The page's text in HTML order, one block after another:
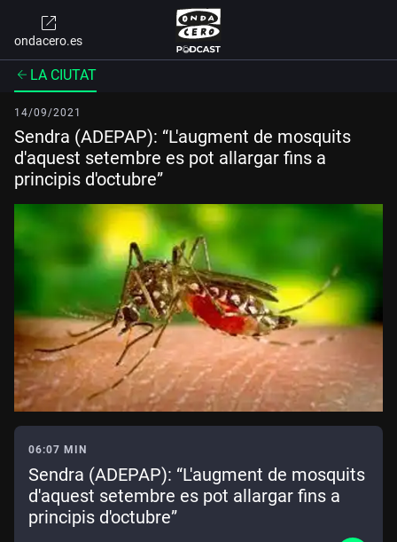
ondacero.es
LA CIUTAT
14/09/2021
Sendra (ADEPAP): “L'augment de mosquits
d'aquest setembre es pot allargar fins a
principis d'octubre”
06:07 MIN
Sendra (ADEPAP): “L'augment de mosquits
d'aquest setembre es pot allargar fins a
principis d'octubre”